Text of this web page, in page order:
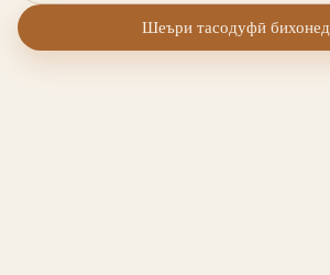
Шеъри тасодуфӣ бихонед